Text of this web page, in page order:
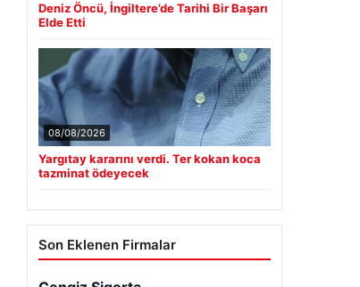
Deniz Öncü, İngiltere’de Tarihi Bir Başarı
Elde Etti
08/08/2026
Yargıtay kararını verdi. Ter kokan koca
tazminat ödeyecek
Son Eklenen Firmalar